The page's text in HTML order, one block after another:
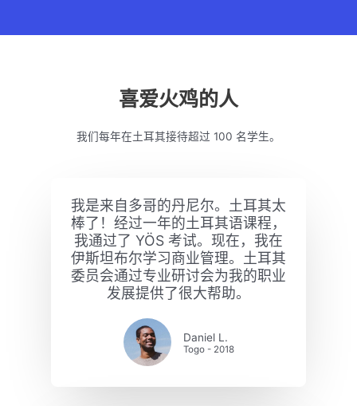
喜爱火鸡的人
我们每年在土耳其接待超过 100 名学生。
我是来自多哥的丹尼尔。土耳其太
棒了！经过一年的土耳其语课程，
我通过了 YÖS 考试。现在，我在
伊斯坦布尔学习商业管理。土耳其
委员会通过专业研讨会为我的职业
发展提供了很大帮助。
Daniel L.
Togo - 2018